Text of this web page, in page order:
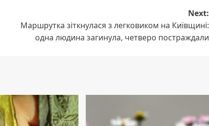
Next:
Маршрутка зіткнулася з легковиком на Київщині:
одна людина загинула, четверо постраждали